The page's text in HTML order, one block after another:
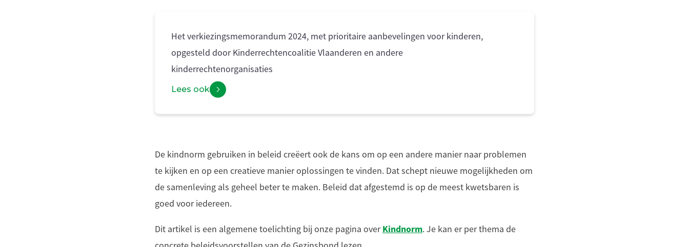
Het verkiezingsmemorandum 2024, met prioritaire aanbevelingen voor kinderen,
opgesteld door Kinderrechtencoalitie Vlaanderen en andere
kinderrechtenorganisaties
Lees ook
De kindnorm gebruiken in beleid creëert ook de kans om op een andere manier naar problemen
te kijken en op een creatieve manier oplossingen te vinden. Dat schept nieuwe mogelijkheden om
de samenleving als geheel beter te maken. Beleid dat afgestemd is op de meest kwetsbaren is
goed voor iedereen.
Dit artikel is een algemene toelichting bij onze pagina overKindnorm. Je kan er per thema de